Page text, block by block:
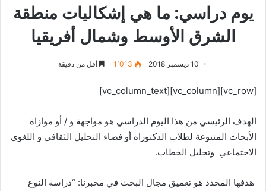
يوم دراسي: ما هي إشكاليات منطقة
الشرق الأوسط وشمال أفريقيا
10 ديسمبر 2018 1٬013 أقل من دقيقة
[vc_row][vc_column][vc_column_text]
الهدف الرئيسي من هذا اليوم الدراسي هو مواجهة و / أو موازاة
الأبحاث المتنوعة لطلاب الدكتوراه أو فضاء التحليل الثقافي و اللغوي
الاجتماعي وتحليل الخطاب.
هدفها المحدد هو تعميق مجال البحث في مخبرنا: “دراسة النوع